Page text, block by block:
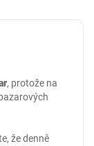
, protože na
že denně